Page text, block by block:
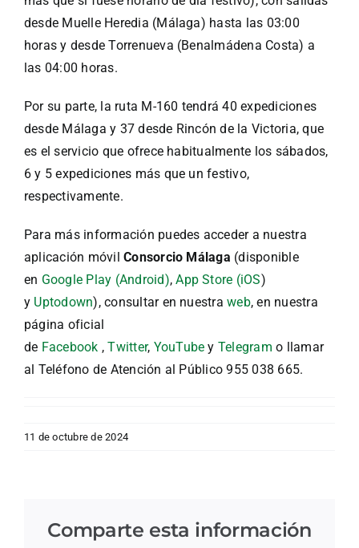
desde Muelle Heredia (Málaga) hasta las 03:00
horas y desde Torrenueva (Benalmádena Costa) a
las 04:00 horas.
Por su parte, la ruta M-160 tendrá 40 expediciones
desde Málaga y 37 desde Rincón de la Victoria, que
es el servicio que ofrece habitualmente los sábados,
6 y 5 expediciones más que un festivo,
respectivamente.
Para más información puedes acceder a nuestra
aplicación móvilConsorcio Málaga (disponible
en Google Play (Android),App Store (iOS)
y Uptodown), consultar en nuestraweb, en nuestra
página oficial
de Facebook ,Twitter, YouTube y Telegramo llamar
al Teléfono de Atención al Público 955 038 665.
11 de octubre de 2024
Comparte esta información